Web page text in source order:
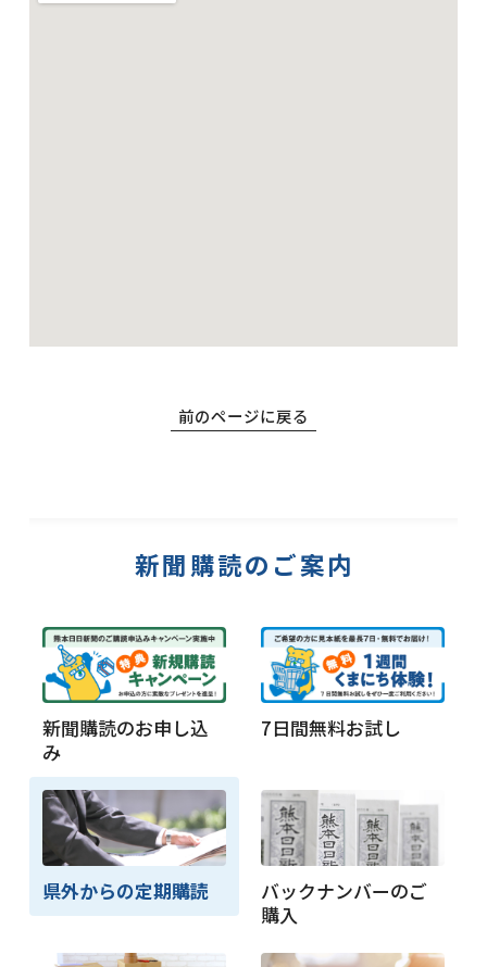
前のページに戻る
新聞購読のご案内
新聞購読のお申し込
み
7日間無料お試し
県外からの定期購読
バックナンバーのご
購入